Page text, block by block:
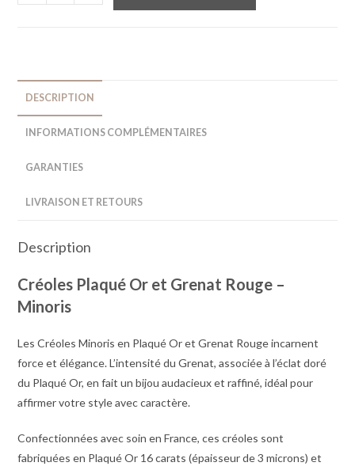
DESCRIPTION
INFORMATIONS COMPLÉMENTAIRES
GARANTIES
LIVRAISON ET RETOURS
Description
Créoles Plaqué Or et Grenat Rouge –
Minoris
Les Créoles Minoris en Plaqué Or et Grenat Rouge incarnent
force et élégance. L’intensité du Grenat, associée à l’éclat doré
du Plaqué Or, en fait un bijou audacieux et raffiné, idéal pour
affirmer votre style avec caractère.
Confectionnées avec soin en France, ces créoles sont
fabriquées en Plaqué Or 16 carats (épaisseur de 3 microns) et